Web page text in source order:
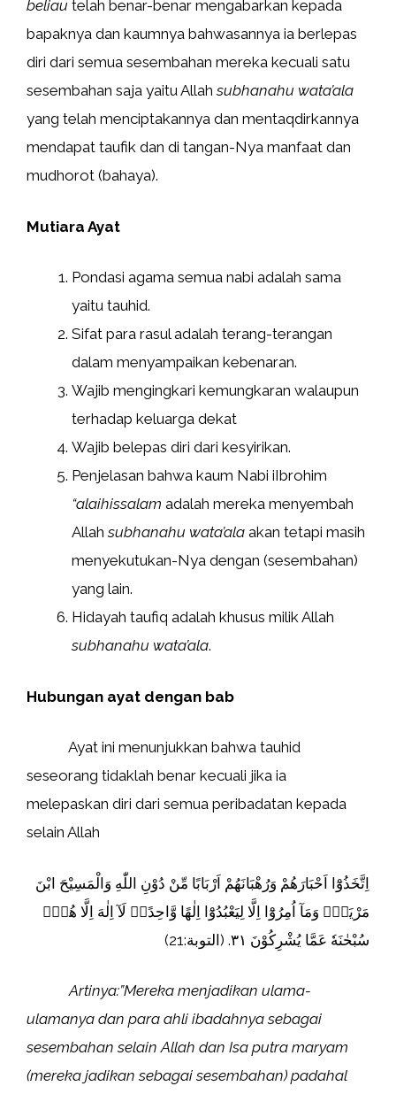
beliau telah benar-benar mengabarkan kepada
bapaknya dan kaumnya bahwasannya ia berlepas
diri dari semua sesembahan mereka kecuali satu
sesembahan saja yaitu Allahsubhanahu wata’ala
yang telah menciptakannya dan mentaqdirkannya
mendapat taufik dan di tangan-Nya manfaat dan
mudhorot (bahaya).
Mutiara Ayat
Pondasi agama semua nabi adalah sama
yaitu tauhid.
Sifat para rasul adalah terang-terangan
dalam menyampaikan kebenaran.
Wajib mengingkari kemungkaran walaupun
terhadap keluarga dekat
Wajib belepas diri dari kesyirikan.
Penjelasan bahwa kaum Nabi iIbrohim
“alaihissalam adalah mereka menyembah
Allahsubhanahu wata’ala akan tetapi masih
menyekutukan-Nya dengan (sesembahan)
yang lain.
Hidayah taufiq adalah khusus milik Allah
subhanahu wata’ala.
Hubungan ayat dengan bab
Ayat ini menunjukkan bahwa tauhid
seseorang tidaklah benar kecuali jika ia
melepaskan diri dari semua peribadatan kepada
selain Allah
اِتَّخَذُوْٓا اَحْبَارَهُمْ وَرُهْبَانَهُمْ اَرْبَابًا مِّنْ دُوْنِ اللّٰهِ وَالْمَسِيْحَ ابْنَ
مَرْيَمَۚ وَمَآ اُمِرُوْٓا اِلَّا لِيَعْبُدُوْٓا اِلٰهًا وَّاحِدًاۚ لَآ اِلٰهَ اِلَّا هُوَۗ
سُبْحٰنَهٗ عَمَّا يُشْرِكُوْنَ ٣١. (التوبة:21)
Artinya:”Mereka menjadikan ulama-
ulamanya dan para ahli ibadahnya sebagai
sesembahan selain Allah dan Isa putra maryam
(mereka jadikan sebagai sesembahan) padahal